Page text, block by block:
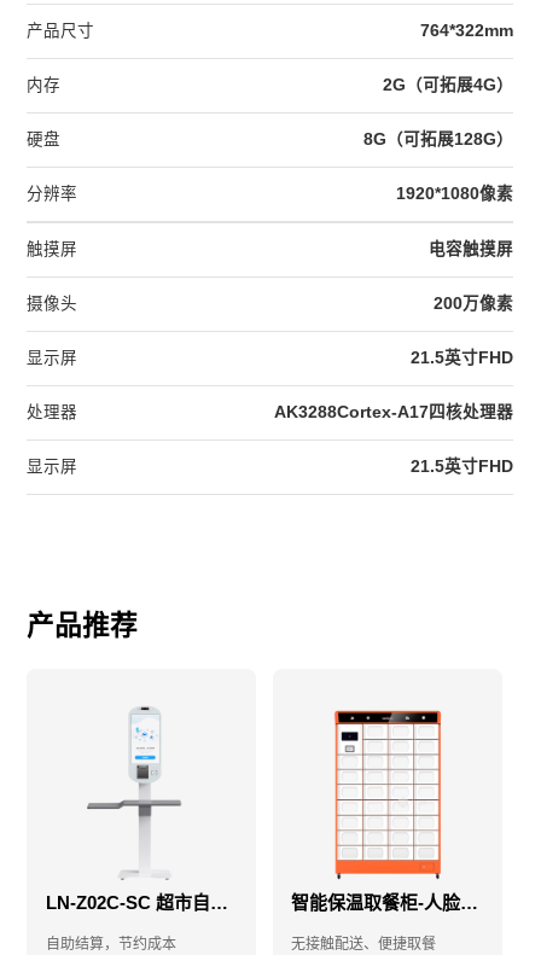
产品尺寸 764*322mm
内存 2G（可拓展4G）
硬盘 8G（可拓展128G）
分辨率 1920*1080像素
触摸屏 电容触摸屏
摄像头 200万像素
显示屏 21.5英寸FHD
处理器 AK3288Cortex-A17四核处理器
显示屏 21.5英寸FHD
产品推荐
LN-Z02C-SC 超市自助收银机
自助结算，节约成本
智能保温取餐柜-人脸取餐柜-取餐柜
无接触配送、便捷取餐